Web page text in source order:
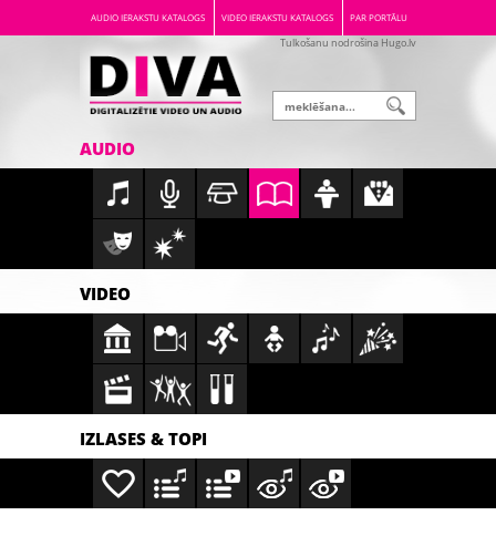
AUDIO IERAKSTU KATALOGS VIDEO IERAKSTU KATALOGS PAR PORTĀLU
Tulkošanu nodrošina Hugo.lv
AUDIO
VIDEO
IZLASES & TOPI